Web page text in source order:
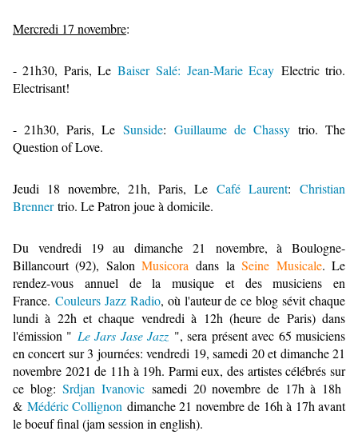
Mercredi 17 novembre:
- 21h30, Paris, Le Baiser Salé: Jean-Marie Ecay Electric trio.
Electrisant!
- 21h30, Paris, Le Sunside: Guillaume de Chassy trio. The
Question of Love.
Jeudi 18 novembre, 21h, Paris, Le Café Laurent: Christian
Brenner trio. Le Patron joue à domicile.
Du vendredi 19 au dimanche 21 novembre, à Boulogne-
Billancourt (92), SalonMusicora dans laSeine Musicale. Le
rendez-vous annuel de la musique et des musiciens en
France. Couleurs Jazz Radio, où l'auteur de ce blog sévit chaque
lundi à 22h et chaque vendredi à 12h (heure de Paris) dans
l'émission " Le Jars Jase Jazz ", sera présent avec 65 musiciens
en concert sur 3 journées: vendredi 19, samedi 20 et dimanche 21
novembre 2021 de 11h à 19h. Parmi eux, des artistes célébrés sur
ce blog: Srdjan Ivanovic samedi 20 novembre de 17h à 18h
& Médéric Collignon dimanche 21 novembre de 16h à 17h avant
le boeuf final (jam session in english).